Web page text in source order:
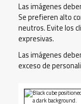
Las imágenes
Se prefieren alto
neutros. Evite los
expresivas.
Las imágenes
exceso de